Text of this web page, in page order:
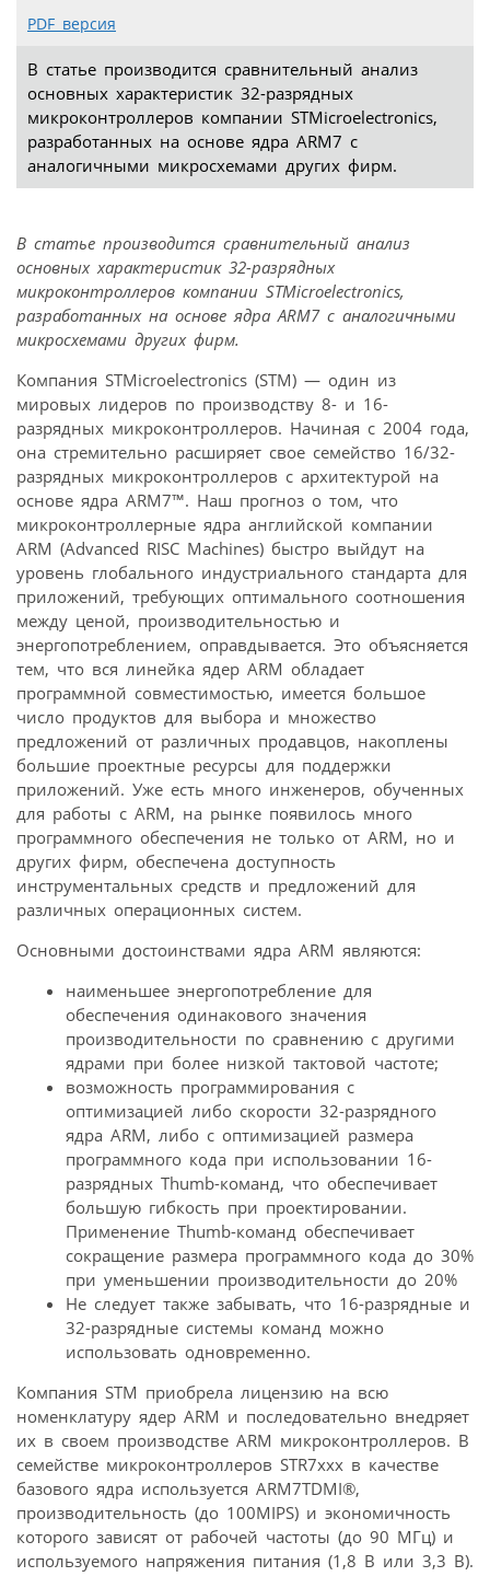
PDF версия
В статье производится сравнительный анализ
основных характеристик 32-разрядных
микроконтроллеров компании STMicroelectronics,
разработанных на основе ядра ARM7 с
аналогичными микросхемами других фирм.
В статье производится сравнительный анализ
основных характеристик 32-разрядных
микроконтроллеров компании STMicroelectronics,
разработанных на основе ядра ARM7 с аналогичными
микросхемами других фирм.
Компания STMicroelectronics (STM) — один из
мировых лидеров по производству 8- и 16-
разрядных микроконтроллеров. Начиная с 2004 года,
она стремительно расширяет свое семейство 16/32-
разрядных микроконтроллеров с архитектурой на
основе ядра ARM7™. Наш прогноз о том, что
микроконтроллерные ядра английской компании
ARM (Advanced RISC Machines) быстро выйдут на
уровень глобального индустриального стандарта для
приложений, требующих оптимального соотношения
между ценой, производительностью и
энергопотреблением, оправдывается. Это объясняется
тем, что вся линейка ядер ARM обладает
программной совместимостью, имеется большое
число продуктов для выбора и множество
предложений от различных продавцов, накоплены
большие проектные ресурсы для поддержки
приложений. Уже есть много инженеров, обученных
для работы с ARM, на рынке появилось много
программного обеспечения не только от ARM, но и
других фирм, обеспечена доступность
инструментальных средств и предложений для
различных операционных систем.
Основными достоинствами ядра ARM являются:
наименьшее энергопотребление для
обеспечения одинакового значения
производительности по сравнению с другими
ядрами при более низкой тактовой частоте;
возможность программирования с
оптимизацией либо скорости 32-разрядного
ядра ARM, либо с оптимизацией размера
программного кода при использовании 16-
разрядных Thumb-команд, что обеспечивает
большую гибкость при проектировании.
Применение Thumb-команд обеспечивает
сокращение размера программного кода до 30%
при уменьшении производительности до 20%
Не следует также забывать, что 16-разрядные и
32-разрядные системы команд можно
использовать одновременно.
Компания STM приобрела лицензию на всю
номенклатуру ядер ARM и последовательно внедряет
их в своем производстве ARM микроконтроллеров. В
семействе микроконтроллеров STR7xxx в качестве
базового ядра используется ARM7TDMI®,
производительность (до 100MIPS) и экономичность
которого зависят от рабочей частоты (до 90 МГц) и
используемого напряжения питания (1,8 В или 3,3 В).